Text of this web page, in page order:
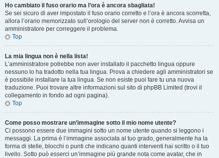
Ho cambiato il fuso orario ma l’ora è ancora sbagliata!
Se sei sicuro di aver impostato il fuso orario corretto e l’ora è ancora scorretta,
allora l’orario memorizzato sull’orologio del server non è corretto. Avvisa un
amministratore per correggere il problema.
Top
La mia lingua non è nella lista!
L’amministratore potrebbe non aver installato il pacchetto lingua oppure
nessuno lo ha tradotto nella tua lingua. Prova a chiedere agli amministratori se
è possibile installare la tua lingua. Se non esiste puoi fare tu una nuova
traduzione. Puoi trovare altre informazioni sul sito di phpBB Limited (trovi il
collegamento in fondo ad ogni pagina).
Top
Come posso mostrare un’immagine sotto il mio nome utente?
Ci possono essere due immagini sotto un nome utente quando si leggono i
messaggi. La prima è l’immagine associata al tuo grado, generalmente ha la
forma di stelle, blocchi o punti che indicano quanti interventi hai scritto o il tuo
livello. Sotto può esserci un’immagine più grande nota come avatar, che in